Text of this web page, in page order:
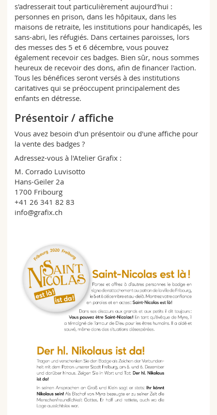
s'adresserait tout particulièrement aujourd'hui :
personnes en prison, dans les hôpitaux, dans les
maisons de retraite, les institutions pour handicapés, les
sans-abri, les réfugiés. Dans certaines paroisses, lors
des messes des 5 et 6 décembre, vous pouvez
également recevoir ces badges. Bien sûr, nous sommes
heureux de recevoir des dons, afin de financer l'action.
Tous les bénéfices seront versés à des institutions
caritatives qui se préoccupent principalement des
enfants en détresse.
Présentoir / affiche
Vous avez besoin d'un présentoir ou d'une affiche pour
la vente des badges ?
Adressez-vous à l'Atelier Grafix :
M. Corrado Luvisotto
Hans-Geiler 2a
1700 Fribourg
+41 26 341 82 83
info@grafix.ch